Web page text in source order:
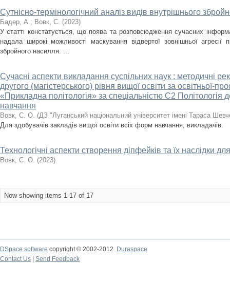
Сутнісно-термінологічний аналіз видів внутрішнього
Бадер, А.; Вовк, С. (2023)
У статті констатується, що поява та розповсюдження сучасних
надала широкі можливості маскування відвертої зовнішньої агресії
збройного насилля. ...
Сучасні аспекти викладання суспільних наук : методичні
другого (магістерського) рівня вищої освіти за освітньої-
«Прикладна політологія» за спеціальністю С2 Політологія
навчання
Вовк, С. О. (ДЗ "Луганський національний університет імені Тараса
Для здобувачів закладів вищої освіти всіх форм навчання, викладачів.
Технологічні аспекти створення діпфейків та їх наслідки
Вовк, С. О. (2023)
Now showing items 1-17 of 17
DSpace software copyright © 2002-2012
Duraspace
Contact Us
Send Feedback